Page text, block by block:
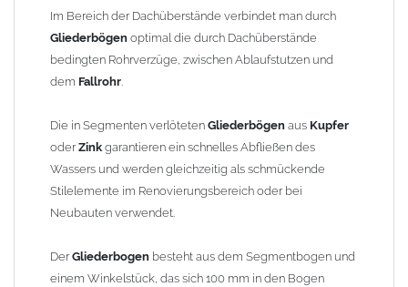
finden Sie im Shop unter "Zulage Winkelstück").
Die Ausladung wird von Mitte Stutzen bis Mitte Fallrohr
gemessen. Ab 1300mm Ausladung werden die Gliederbögen 2-
Lieferzeit: ca. 1-2 Wochen nach Zahlungseingang
Sonderanfertigung: Artikel wird kundenspezifisch angefertigt -
keine Rücknahme möglich!
Im Bereich der Dachüberstände verbindet man durch
Gliederbögen optimal die durch Dachüberstände
bedingten Rohrverzüge, zwischen Ablaufstutzen und
dem Fallrohr.
Die in Segmenten verlöteten Gliederbögen aus Kupfer
oderZink garantieren ein schnelles Abfließen des
Wassers und werden gleichzeitig als schmückende
Stilelemente im Renovierungsbereich oder bei
Neubauten verwendet.
DerGliederbogen besteht aus dem Segmentbogen und
einem Winkelstück, das sich 100 mm in den Bogen